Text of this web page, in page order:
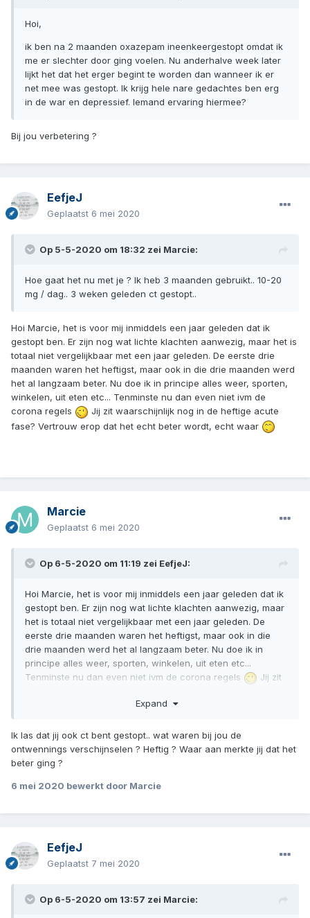
Hoi,
ik ben na 2 maanden oxazepam ineenkeergestopt omdat ik
me er slechter door ging voelen. Nu anderhalve week later
lijkt het dat het erger begint te worden dan wanneer ik er
net mee was gestopt. Ik krijg hele nare gedachtes ben erg
in de war en depressief. Iemand ervaring hiermee?
Bij jou verbetering ?
EefjeJ
Geplaatst 6 mei 2020
Op 5-5-2020 om 18:32 zei Marcie:
Hoe gaat het nu met je ? Ik heb 3 maanden gebruikt.. 10-20
mg / dag.. 3 weken geleden ct gestopt..
Hoi Marcie, het is voor mij inmiddels een jaar geleden dat ik
gestopt ben. Er zijn nog wat lichte klachten aanwezig, maar het is
totaal niet vergelijkbaar met een jaar geleden. De eerste drie
maanden waren het heftigst, maar ook in die drie maanden werd
het al langzaam beter. Nu doe ik in principe alles weer, sporten,
winkelen, uit eten etc... Tenminste nu dan even niet ivm de
corona regels
Jij zit waarschijnlijk nog in de heftige acute
fase? Vertrouw erop dat het echt beter wordt, echt waar
Marcie
Geplaatst 6 mei 2020
Op 6-5-2020 om 11:19 zei EefjeJ:
Hoi Marcie, het is voor mij inmiddels een jaar geleden dat ik
gestopt ben. Er zijn nog wat lichte klachten aanwezig, maar
het is totaal niet vergelijkbaar met een jaar geleden. De
eerste drie maanden waren het heftigst, maar ook in die
drie maanden werd het al langzaam beter. Nu doe ik in
principe alles weer, sporten, winkelen, uit eten etc...
Tenminste nu dan even niet ivm de corona regels
Jij zit
dat het echt beter wordt, echt waar
Expand
Ik las dat jij ook ct bent gestopt.. wat waren bij jou de
ontwennings verschijnselen ? Heftig ? Waar aan merkte jij dat het
beter ging ?
6 mei 2020 bewerkt door Marcie
EefjeJ
Geplaatst 7 mei 2020
Op 6-5-2020 om 13:57 zei Marcie: